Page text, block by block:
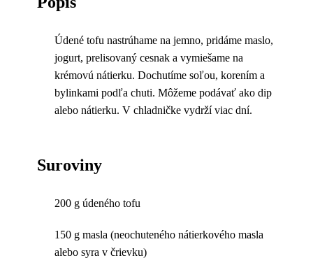
Údené tofu nastrúhame na jemno, pridáme maslo,
jogurt, prelisovaný cesnak a vymiešame na
krémovú nátierku. Dochutíme soľou, korením a
bylinkami podľa chuti. Môžeme podávať ako dip
alebo nátierku. V chladničke vydrží viac dní.
Suroviny
200 g údeného tofu
150 g masla (neochuteného nátierkového masla
alebo syra v črievku)